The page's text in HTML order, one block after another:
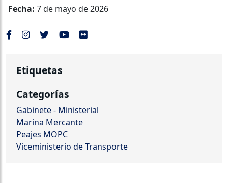
Fecha: 7 de mayo de 2026
Etiquetas
Categorías
Gabinete - Ministerial
Marina Mercante
Peajes MOPC
Viceministerio de Transporte